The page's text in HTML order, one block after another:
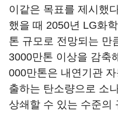
이같은 목표를 제시했
했을 때 2050년 LG화
톤 규모로 전망되는 만
3000만톤 이상을 감축
000만톤은 내연기관
출하는 탄소량으로 소
상쇄할 수 있는 수준의